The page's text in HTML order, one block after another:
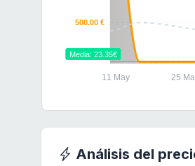
500.00 €
11 May 25
Media: 23.35€
Análisis del